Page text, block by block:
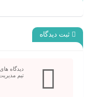
ثبت دیدگاه
دیدگاه
تیم